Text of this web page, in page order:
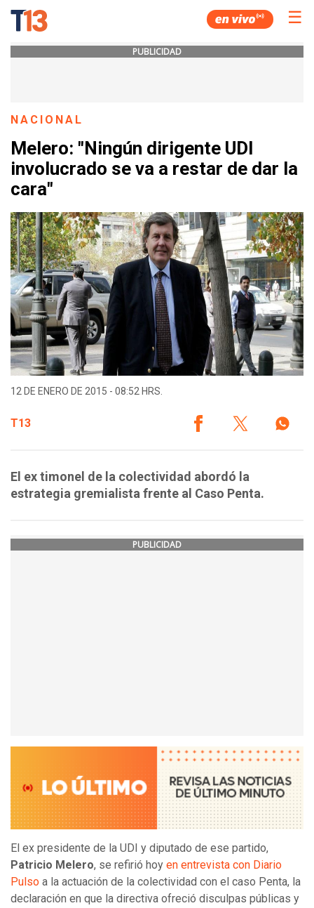
☰
PUBLICIDAD
NACIONAL
Melero: "Ningún dirigente UDI
involucrado se va a restar de dar la
cara"
12 DE ENERO DE 2015 - 08:52 HRS.
T13
El ex timonel de la colectividad abordó la
estrategia gremialista frente al Caso Penta.
PUBLICIDAD
El ex presidente de la UDI y diputado de ese partido,
Patricio Melero, se refirió hoy en entrevista con Diario
Pulso a la actuación de la colectividad con el caso Penta, la
declaración en que la directiva ofreció disculpas públicas y